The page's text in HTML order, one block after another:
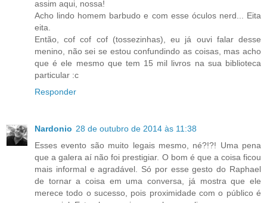
assim aqui, nossa!
Acho lindo homem barbudo e com esse óculos nerd... Eita
eita.
Então, cof cof cof (tossezinhas), eu já ouvi falar desse
menino, não sei se estou confundindo as coisas, mas acho
que é ele mesmo que tem 15 mil livros na sua biblioteca
particular :c
Responder
Nardonio 28 de outubro de 2014 às 11:38
Esses evento são muito legais mesmo, né?!?! Uma pena
que a galera aí não foi prestigiar. O bom é que a coisa ficou
mais informal e agradável. Só por esse gesto do Raphael
de tornar a coisa em uma conversa, já mostra que ele
merece todo o sucesso, pois proximidade com o público é